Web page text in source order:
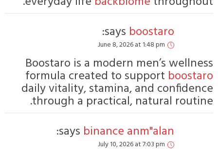
boostaro
says:
June 8, 2026 at 1:48 pm
Boostaro is a modern men’s
formula created to support
daily vitality, stamina, and
through a practical, natural
binance anm"alan
says:
July 10, 2026 at 7:03 pm